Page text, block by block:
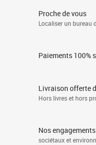
Proche de vous
Localiser un bureau
Paiements 100%
Livraison offerte
Hors livres et hors
Nos engagements
sociétaux et